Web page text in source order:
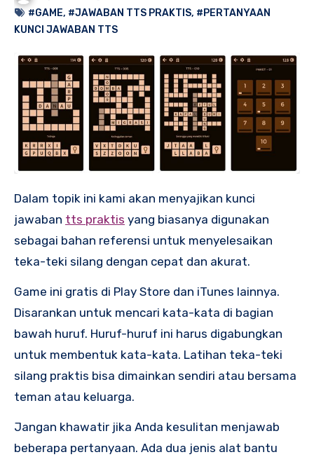
#GAME, #JAWABAN TTS PRAKTIS, #PERTANYAAN
KUNCI JAWABAN TTS
Dalam topik ini kami akan menyajikan kunci
jawaban tts praktis yang biasanya digunakan
sebagai bahan referensi untuk menyelesaikan
teka-teki silang dengan cepat dan akurat.
Game ini gratis di Play Store dan iTunes lainnya.
Disarankan untuk mencari kata-kata di bagian
bawah huruf. Huruf-huruf ini harus digabungkan
untuk membentuk kata-kata. Latihan teka-teki
silang praktis bisa dimainkan sendiri atau bersama
teman atau keluarga.
Jangan khawatir jika Anda kesulitan menjawab
beberapa pertanyaan. Ada dua jenis alat bantu